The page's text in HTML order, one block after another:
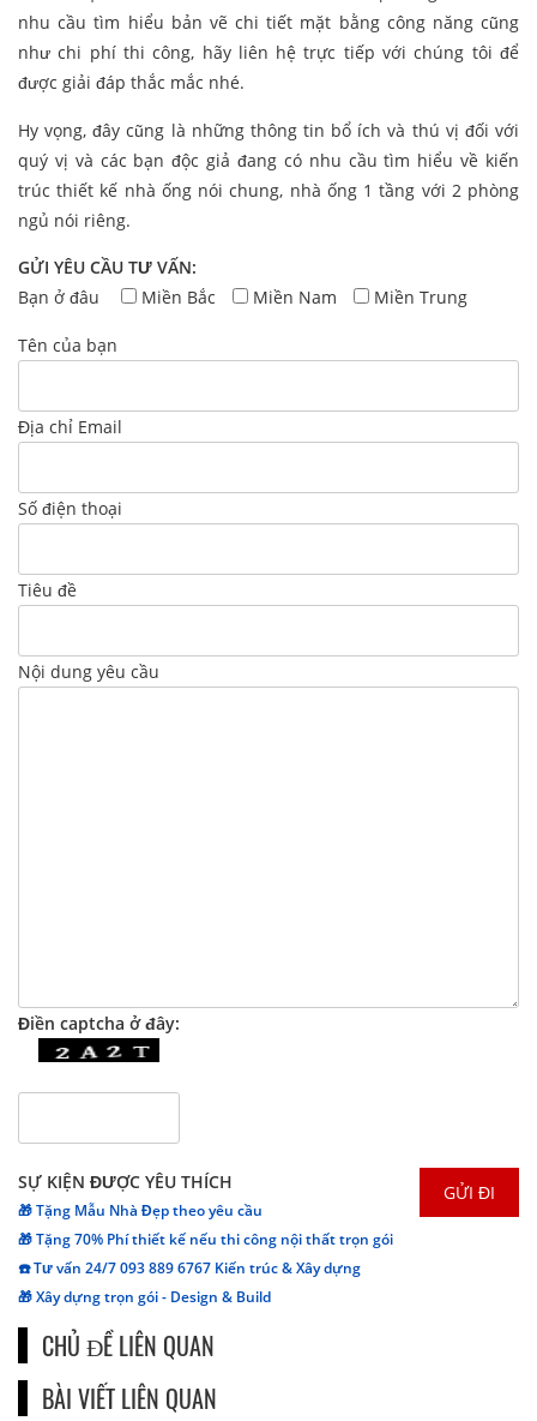
nhu cầu tìm hiểu bản vẽ chi tiết mặt bằng công năng cũng
như chi phí thi công, hãy liên hệ trực tiếp với chúng tôi để
được giải đáp thắc mắc nhé.
Hy vọng, đây cũng là những thông tin bổ ích và thú vị đối với
quý vị và các bạn độc giả đang có nhu cầu tìm hiểu về kiến
trúc thiết kế nhà ống nói chung, nhà ống 1 tầng với 2 phòng
ngủ nói riêng.
GỬI YÊU CẦU TƯ VẤN:
Bạn ở đâu
Miền Bắc Miền Nam Miền Trung
Tên của bạn
Địa chỉ Email
Số điện thoại
Tiêu đề
Nội dung yêu cầu
Điền captcha ở đây:
SỰ KIỆN ĐƯỢC YÊU THÍCH
🎁 Tặng Mẫu Nhà Đẹp theo yêu cầu
🎁 Tặng 70% Phí thiết kế nếu thi công nội thất trọn gói
☎️ Tư vấn 24/7 093 889 6767 Kiến trúc & Xây dựng
🎁 Xây dựng trọn gói - Design & Build
CHỦ ĐỀ LIÊN QUAN
BÀI VIẾT LIÊN QUAN